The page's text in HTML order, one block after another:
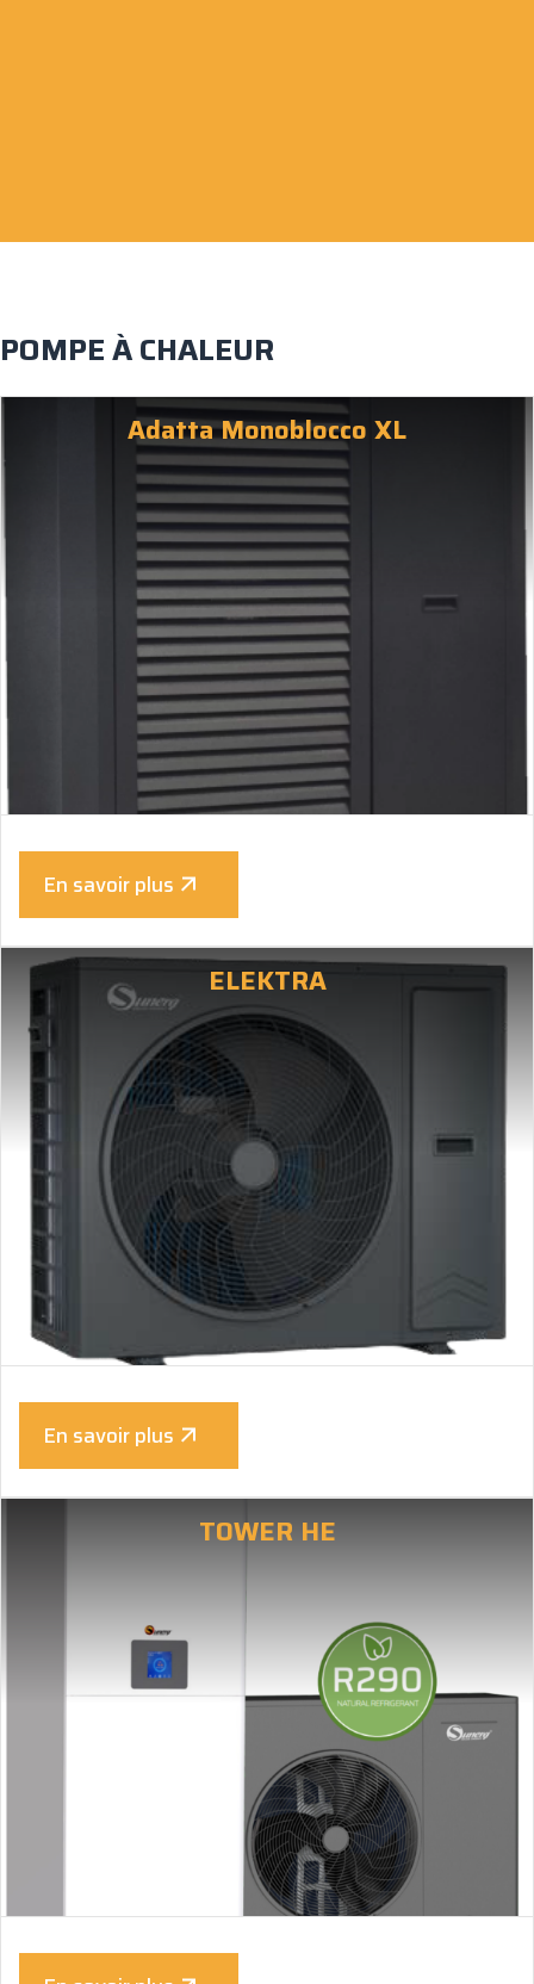
POMPE À CHALEUR
Adatta Monoblocco XL
En savoir plus
ELEKTRA
En savoir plus
TOWER HE